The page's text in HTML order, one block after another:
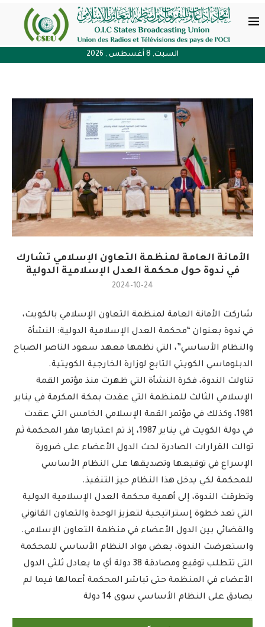
السبت, 8 أغسطس , 2026
الأمانة العامة لمنظمة التعاون الإسلامي تشارك
في ندوة حول محكمة العدل الإسلامية الدولية
2024-10-24
شاركت الأمانة العامة لمنظمة التعاون الإسلامي بالكويت،
في ندوة بعنوان “محكمة العدل الإسلامية الدولية: النشأة
والنظام الأساسي”، التي نظمها معهد سعود الناصر الصباح
الدبلوماسي الكويتي التابع لوزارة الخارجية الكويتية.
تناولت الندوة، فكرة النشأة التي ظهرت منذ مؤتمر القمة
الإسلامي الثالث للمنظمة التي عقدت بمكة المكرمة في يناير
1981، وكذلك في مؤتمر القمة الإسلامي الخامس التي عقدت
في دولة الكويت في يناير 1987، إذ تم اعتبارها مقر المحكمة ثم
توالت القرارات الصادرة لحث الدول الأعضاء على ضرورة
الإسراع في توقيعها وتصديقها على النظام الأساسي
للمحكمة لكي يدخل هذا النظام حيز التنفيذ.
وتطرقت الندوة، إلى أهمية محكمة العدل الإسلامية الدولية
التي تعد خطوة إستراتيجية لتعزيز الوحدة والتعاون القانوني
والقضائي بين الدول الأعضاء في منظمة التعاون الإسلامي.
واستعرضت الندوة، بعض مواد النظام الأساسي للمحكمة
التي تتطلب توقيع ومصادقة 38 دولة أي ما يعادل ثلثي الدول
الأعضاء في المنظمة حتى تباشر المحكمة أعمالها فيما لم
يصادق على النظام الأساسي سوى 14 دولة